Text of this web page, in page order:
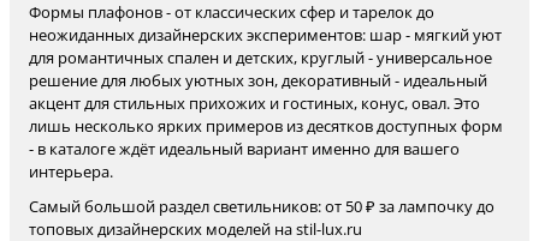
Формы плафонов - от классических сфер и тарелок до
неожиданных дизайнерских экспериментов: шар - мягкий уют
для романтичных спален и детских, круглый - универсальное
решение для любых уютных зон, декоративный - идеальный
акцент для стильных прихожих и гостиных, конус, овал. Это
лишь несколько ярких примеров из десятков доступных форм
- в каталоге ждёт идеальный вариант именно для вашего
интерьера.
Самый большой раздел светильников: от 50 ₽ за лампочку до
топовых дизайнерских моделей на stil-lux.ru